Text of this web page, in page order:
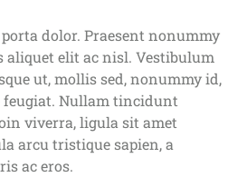
dolor. Praesent nonummy
aliquet elit ac nisl. Vestibulum
ut, mollis sed, nonummy id,
feugiat. Nullam tincidunt
viverra, ligula sit amet
arcu tristique sapien, a
ac eros.